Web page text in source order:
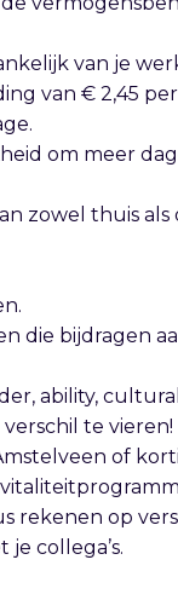
van je
van € 2,45
om meer
zowel thuis als
die bijdragen
ability,
te vieren!
of
rekenen op
collega’s.